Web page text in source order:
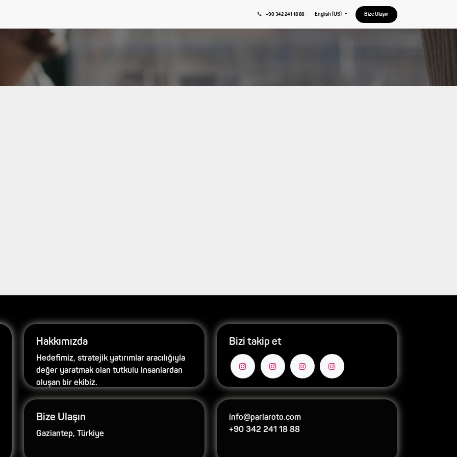
+90 342 241 18 88 English (US) Bize Ulaşın
Hakkımızda
Hedefimiz, stratejik yatırımlar aracılığıyla
değer yaratmak olan tutkulu insanlardan
oluşan bir ekibiz.
Bize Ulaşın
Gaziantep, Türkiye
Bizi takip et
info@parlaroto.com
+90 342 241 18 88